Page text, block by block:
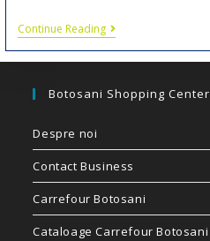
Continue Reading
Botosani Shopping Center
Despre noi
Contact Business
Carrefour Botosani
Cataloage Carrefour Botosani